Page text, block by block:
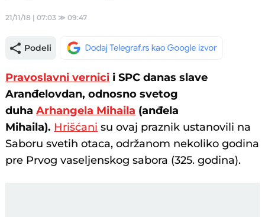
21/11/18 | 07:03 ≫09:47
Podeli
Pravoslavni vernici i SPC danas slave
Aranđelovdan, odnosno svetog
duhaArhangela Mihaila (anđela
Mihaila). Hrišćani su ovaj praznik ustanovili na
Saboru svetih otaca, održanom nekoliko godina
pre Prvog vaseljenskog sabora (325. godina).